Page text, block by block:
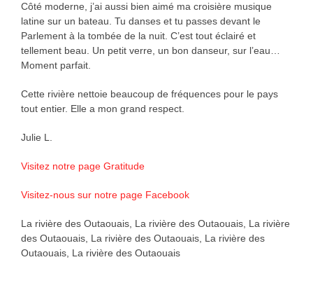
Côté moderne, j’ai aussi bien aimé ma croisière musique
latine sur un bateau. Tu danses et tu passes devant le
Parlement à la tombée de la nuit. C’est tout éclairé et
tellement beau. Un petit verre, un bon danseur, sur l’eau…
Moment parfait.
Cette rivière nettoie beaucoup de fréquences pour le pays
tout entier. Elle a mon grand respect.
Julie L.
Visitez notre page Gratitude
Visitez-nous sur notre page Facebook
La rivière des Outaouais, La rivière des Outaouais, La rivière
des Outaouais, La rivière des Outaouais, La rivière des
Outaouais, La rivière des Outaouais